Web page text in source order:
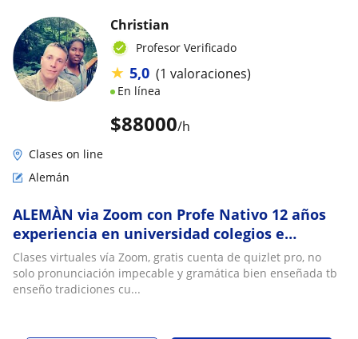
$88000/h
Christian
Profesor Verificado
★ 5,0 (1 valoraciones)
En línea
Clases on line
Alemán
ALEMÀN via Zoom con Profe Nativo 12 años
experiencia en universidad colegios e
institutos solo en Colombia
Clases virtuales vía Zoom, gratis cuenta de quizlet pro, no
solo pronunciación impecable y gramática bien enseñada tb
enseño tradiciones cu...